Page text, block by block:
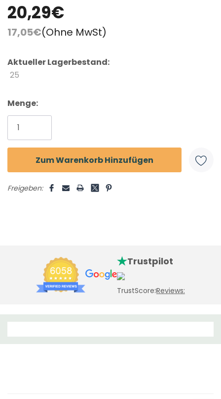
20,29€
17,05€(Ohne MwSt)
Aktueller Lagerbestand:
25
Menge:
Freigeben:
Trustpilot
TrustScore:Reviews: